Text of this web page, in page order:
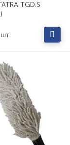
TGD.S